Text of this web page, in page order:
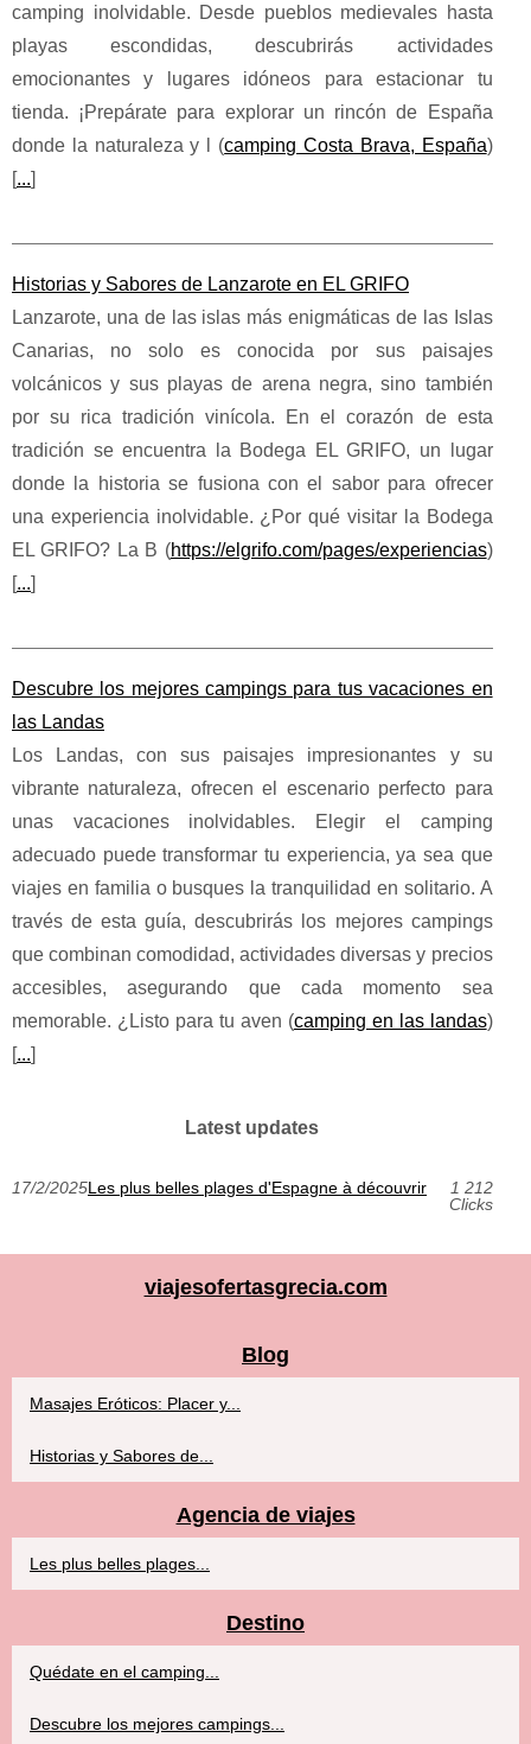
camping inolvidable. Desde pueblos medievales hasta
playas escondidas, descubrirás actividades
emocionantes y lugares idóneos para estacionar tu
tienda. ¡Prepárate para explorar un rincón de España
donde la naturaleza y l (camping Costa Brava, España)
[...]
Historias y Sabores de Lanzarote en EL GRIFO
Lanzarote, una de las islas más enigmáticas de las Islas
Canarias, no solo es conocida por sus paisajes
volcánicos y sus playas de arena negra, sino también
por su rica tradición vinícola. En el corazón de esta
tradición se encuentra la Bodega EL GRIFO, un lugar
donde la historia se fusiona con el sabor para ofrecer
una experiencia inolvidable. ¿Por qué visitar la Bodega
EL GRIFO? La B (https://elgrifo.com/pages/experiencias)
[...]
Descubre los mejores campings para tus vacaciones en
las Landas
Los Landas, con sus paisajes impresionantes y su
vibrante naturaleza, ofrecen el escenario perfecto para
unas vacaciones inolvidables. Elegir el camping
adecuado puede transformar tu experiencia, ya sea que
viajes en familia o busques la tranquilidad en solitario. A
través de esta guía, descubrirás los mejores campings
que combinan comodidad, actividades diversas y precios
accesibles, asegurando que cada momento sea
memorable. ¿Listo para tu aven (camping en las landas)
[...]
Latest updates
17/2/2025Les plus belles plages d'Espagne à découvrir
1 212
Clicks
viajesofertasgrecia.com
Blog
Masajes Eróticos: Placer y...
Historias y Sabores de...
Agencia de viajes
Les plus belles plages...
Destino
Quédate en el camping...
Descubre los mejores campings...